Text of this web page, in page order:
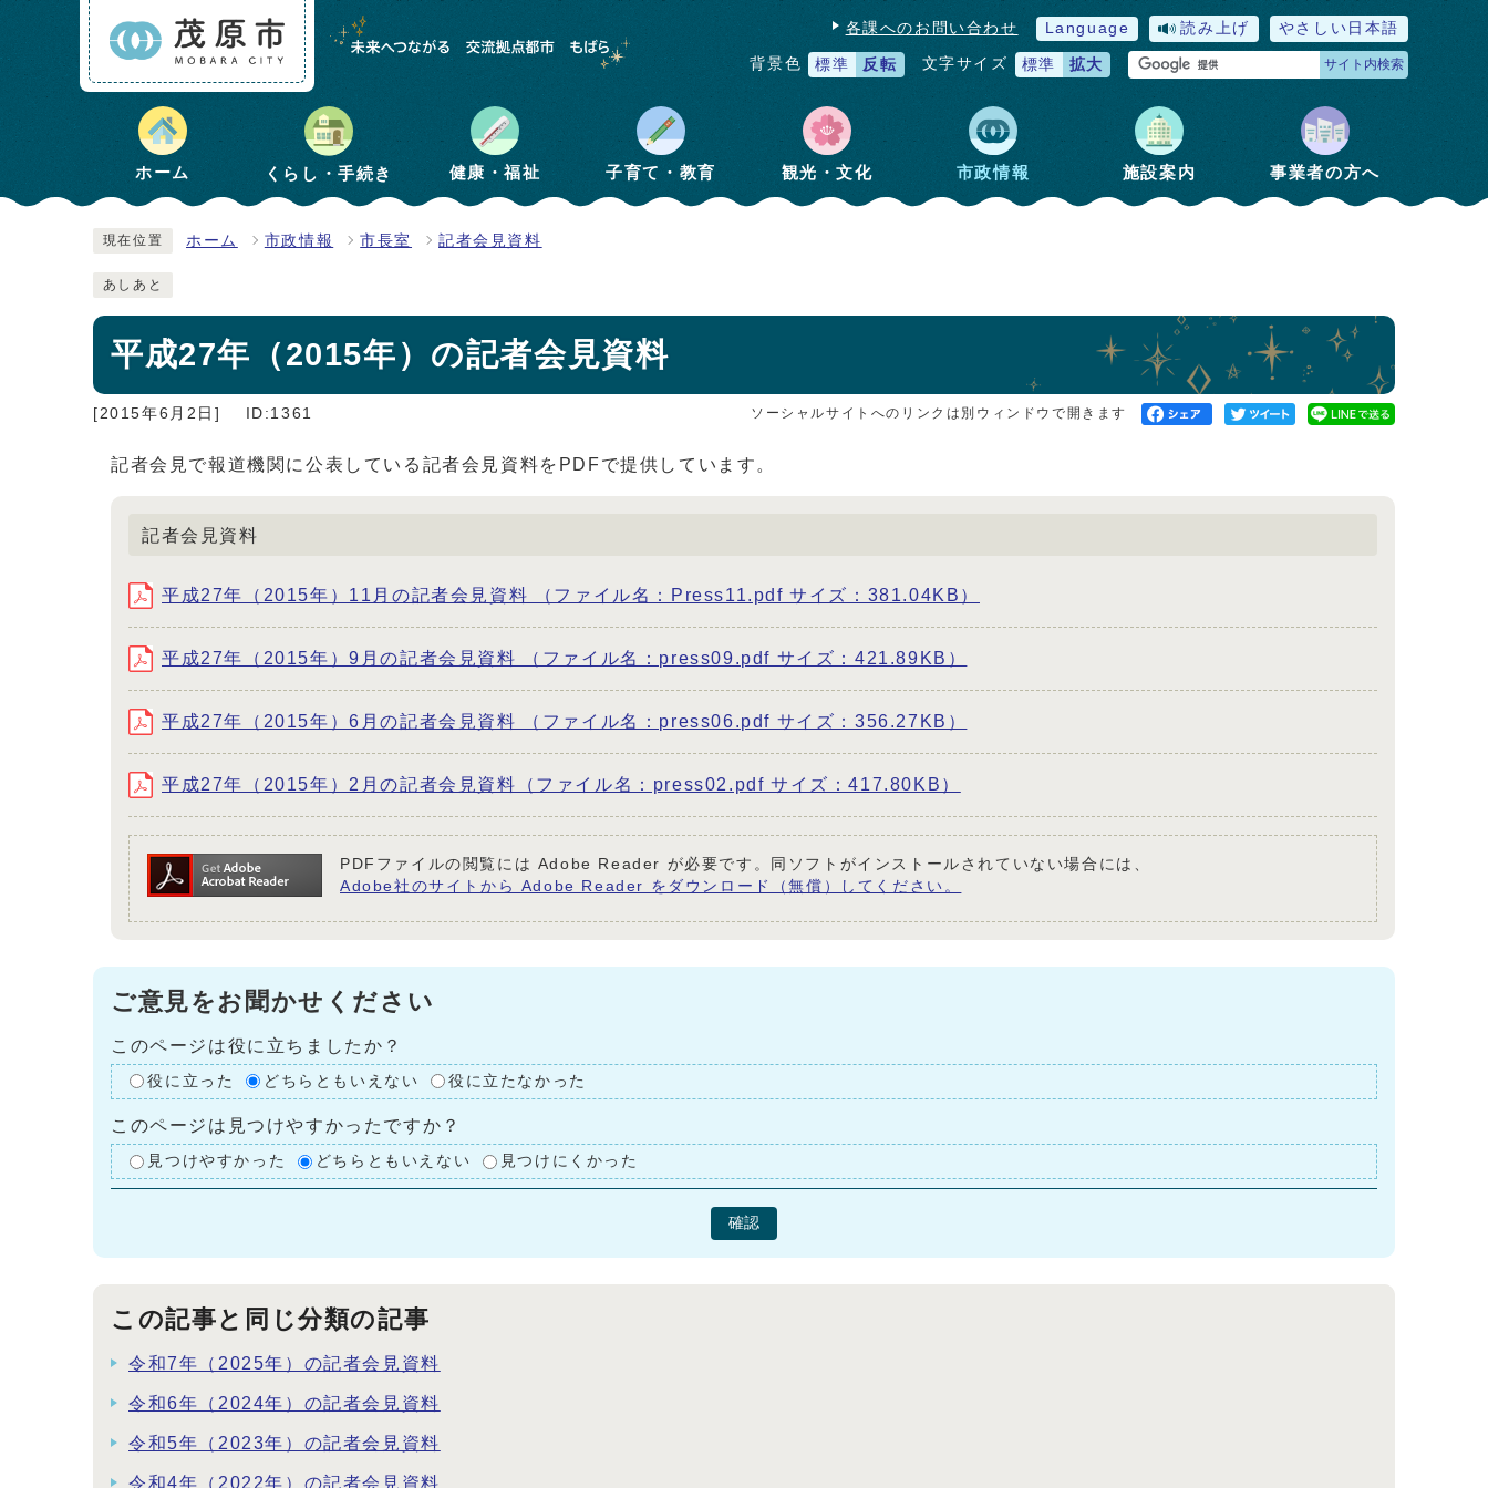
各課へのお問い合わせ Language 読み上げ やさしい日本語
背景色 標準 反転 文字サイズ 標準 拡大 サイト内検索
ホーム くらし・手続き 健康・福祉 子育て・教育 観光・文化 市政情報 施設案内 事業者の方へ
現在位置 ホーム 市政情報 市長室 記者会見資料
あしあと
平成27年（2015年）の記者会見資料
[2015年6月2日] ID:1361 ソーシャルサイトへのリンクは別ウィンドウで開きます
記者会見で報道機関に公表している記者会見資料をPDFで提供しています。
記者会見資料
平成27年（2015年）11月の記者会見資料 （ファイル名：Press11.pdf サイズ：381.04KB）
平成27年（2015年）9月の記者会見資料 （ファイル名：press09.pdf サイズ：421.89KB）
平成27年（2015年）6月の記者会見資料 （ファイル名：press06.pdf サイズ：356.27KB）
平成27年（2015年）2月の記者会見資料（ファイル名：press02.pdf サイズ：417.80KB）
PDFファイルの閲覧には Adobe Reader が必要です。同ソフトがインストールされていない場合には、
Adobe社のサイトから Adobe Reader をダウンロード（無償）してください。
ご意見をお聞かせください
このページは役に立ちましたか？
役に立った どちらともいえない 役に立たなかった
このページは見つけやすかったですか？
見つけやすかった どちらともいえない 見つけにくかった
確認
この記事と同じ分類の記事
令和7年（2025年）の記者会見資料
令和6年（2024年）の記者会見資料
令和5年（2023年）の記者会見資料
令和4年（2022年）の記者会見資料